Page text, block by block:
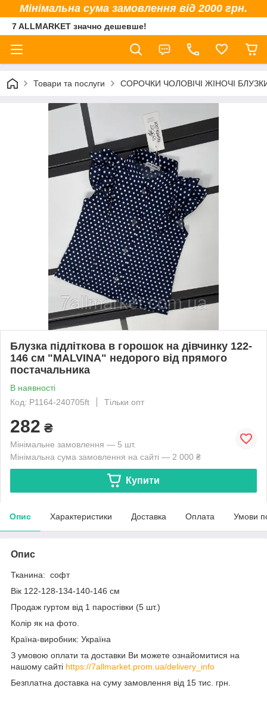
Мінімальна сума замовлення від 2000 грн.
7 ALLMARKET значно дешевше!
Товари та послуги СОРОЧКИ ЧОЛОВІЧІ ЖІНОЧІ
Блузка підліткова в горошок на дівчинку 122-
146 см "MALVINA" недорого від прямого
постачальника
В наявності
Код: P1164-240705ft
Тільки опт
282 ₴
Мінімальне замовлення — 5 шт.
Мінімальна сума замовлення на сайті — 2 000 ₴
Купити
Опис Характеристики Доставка Оплата Умови
Опис
Тканина: софт
Вік 122-128-134-140-146 см
Продаж гуртом від 1 паростівки (5 шт.)
Колір як на фото.
Країна-виробник: Україна
З умовою оплати та доставки Ви можете ознайомитися на
нашому сайті https://7allmarket.prom.ua/delivery_info
Безплатна доставка на суму замовлення від 15 тис. грн.